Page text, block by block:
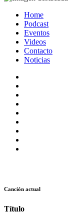
Home
Podcast
Eventos
Videos
Contacto
Noticias
Canción actual
Título